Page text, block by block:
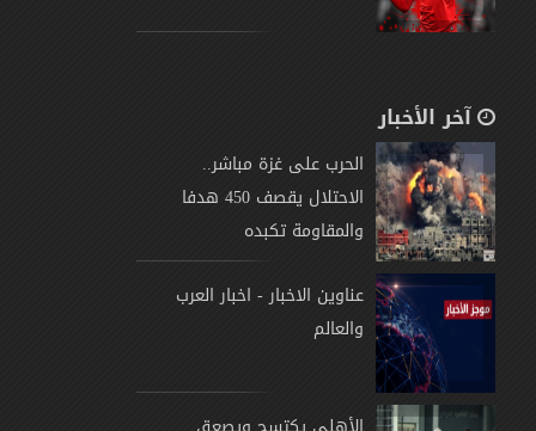
آخر الأخبار
الحرب على غزة مباشر..
الاحتلال يقصف 450 هدفا
والمقاومة تكبده
عناوين الاخبار - اخبار العرب
والعالم